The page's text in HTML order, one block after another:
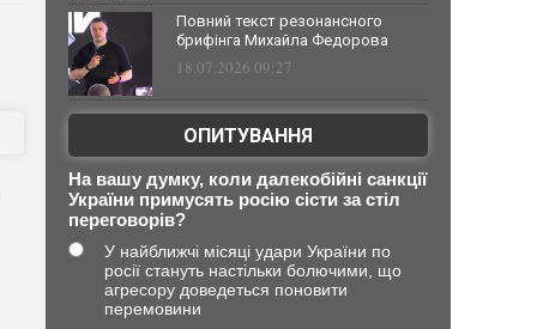
Повний текст резонансного
брифінга Михайла Федорова
18.07.2026 09:27
ОПИТУВАННЯ
На вашу думку, коли далекобійні санкції
України примусять росію сісти за стіл
переговорів?
У найближчі місяці удари України по
росії стануть настільки болючими, що
агресору доведеться поновити
перемовини